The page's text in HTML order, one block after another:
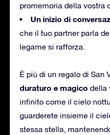
promemoria della vostra
Un inizio di
che il tuo partner parla
legame si rafforza.
È più di un regalo di San
duraturo e magico della
infinito come il cielo
guarderete insieme il
stessa stella,